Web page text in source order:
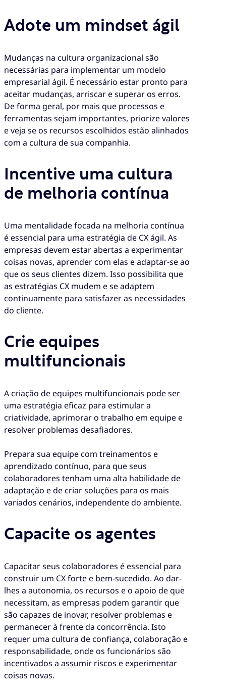
Adote um mindset ágil
Mudanças na cultura organizacional são
necessárias para implementar um modelo
empresarial ágil. É necessário estar pronto para
aceitar mudanças, arriscar e superar os erros.
De forma geral, por mais que processos e
ferramentas sejam importantes, priorize valores
e veja se os recursos escolhidos estão alinhados
com a cultura de sua companhia.
Incentive uma cultura
de melhoria contínua
Uma mentalidade focada na melhoria contínua
é essencial para uma estratégia de CX ágil. As
empresas devem estar abertas a experimentar
coisas novas, aprender com elas e adaptar-se ao
que os seus clientes dizem. Isso possibilita que
as estratégias CX mudem e se adaptem
continuamente para satisfazer as necessidades
do cliente.
Crie equipes
multifuncionais
A criação de equipes multifuncionais pode ser
uma estratégia eficaz para estimular a
criatividade, aprimorar o trabalho em equipe e
resolver problemas desafiadores.
Prepara sua equipe com treinamentos e
aprendizado contínuo, para que seus
colaboradores tenham uma alta habilidade de
adaptação e de criar soluções para os mais
variados cenários, independente do ambiente.
Capacite os agentes
Capacitar seus colaboradores é essencial para
construir um CX forte e bem-sucedido. Ao dar-
lhes a autonomia, os recursos e o apoio de que
necessitam, as empresas podem garantir que
são capazes de inovar, resolver problemas e
permanecer à frente da concorrência. Isto
requer uma cultura de confiança, colaboração e
responsabilidade, onde os funcionários são
incentivados a assumir riscos e experimentar
coisas novas.